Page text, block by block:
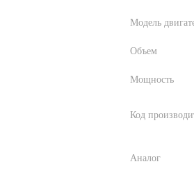
Модель
Объем
Мощность
Код
Аналог